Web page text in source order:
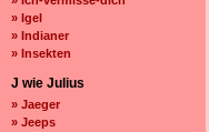
» Igel
» Indianer
» Insekten
J wie Julius
» Jaeger
» Jeeps